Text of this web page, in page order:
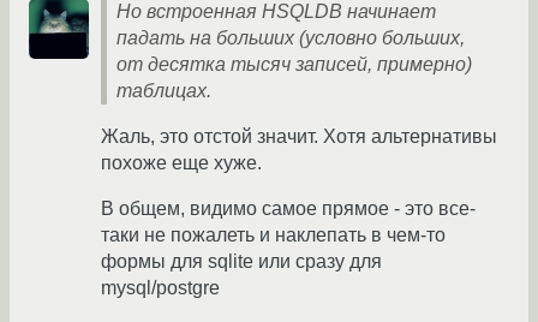
Но встроенная HSQLDB начинает
падать на больших (условно больших,
от десятка тысяч записей, примерно)
таблицах.
Жаль, это отстой значит. Хотя альтернативы
похоже еще хуже.
В общем, видимо самое прямое - это все-
таки не пожалеть и наклепать в чем-то
формы для sqlite или сразу для
mysql/postgre